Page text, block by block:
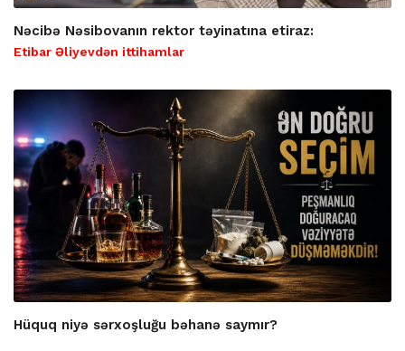
Nəcibə Nəsibovanın rektor təyinatına etiraz:
Etibar Əliyevdən ittihamlar
Hüquq niyə sərxoşluğu bəhanə saymır?